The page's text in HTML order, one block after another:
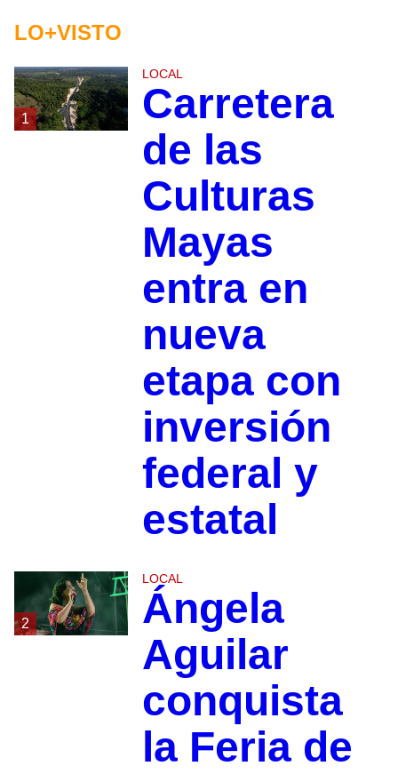
LO+VISTO
1
LOCAL
Carretera
de las
Culturas
Mayas
entra en
nueva
etapa con
inversión
federal y
estatal
2
LOCAL
Ángela
Aguilar
conquista
la Feria de